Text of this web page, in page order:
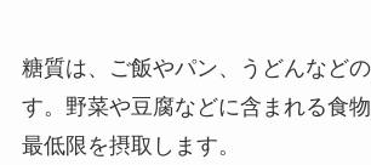
糖質は、ご飯やパン、うどんなど
す。野菜や豆腐などに含まれる食
最低限を摂取します。